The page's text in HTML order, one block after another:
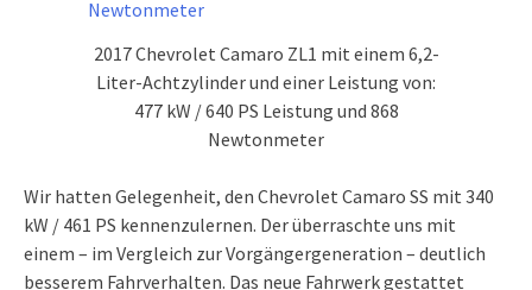
2017 Chevrolet Camaro ZL1 mit einem 6,2-
Liter-Achtzylinder und einer Leistung von:
477 kW / 640 PS Leistung und 868
Newtonmeter
Wir hatten Gelegenheit, den Chevrolet Camaro SS mit 340
kW / 461 PS kennenzulernen. Der überraschte uns mit
einem – im Vergleich zur Vorgängergeneration – deutlich
besserem Fahrverhalten. Das neue Fahrwerk gestattet